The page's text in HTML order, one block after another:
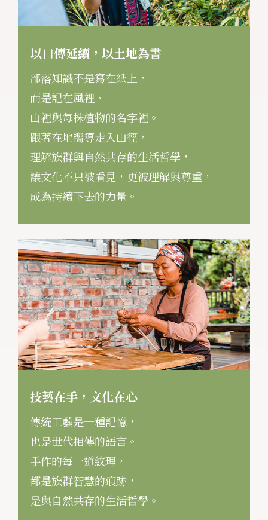
以口傳延續，以土地為書
部落知識不是寫在紙上，
而是記在風裡、
山裡與每株植物的名字裡。
跟著在地嚮導走入山徑，
理解族群與自然共存的生活哲學，
讓文化不只被看見，更被理解與尊重，
成為持續下去的力量。
技藝在手，文化在心
傳統工藝是一種記憶，
也是世代相傳的語言。
手作的每一道紋理，
都是族群智慧的痕跡，
是與自然共存的生活哲學。